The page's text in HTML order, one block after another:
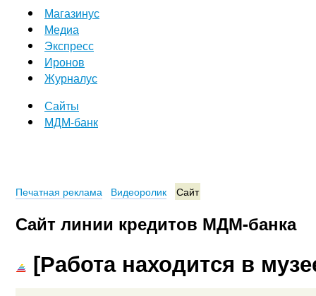
Магазинус
Медиа
Экспресс
Иронов
Журналус
Сайты
МДМ-банк
Печатная реклама Видеоролик Сайт
Сайт линии кредитов МДМ-банка
[Работа находится в